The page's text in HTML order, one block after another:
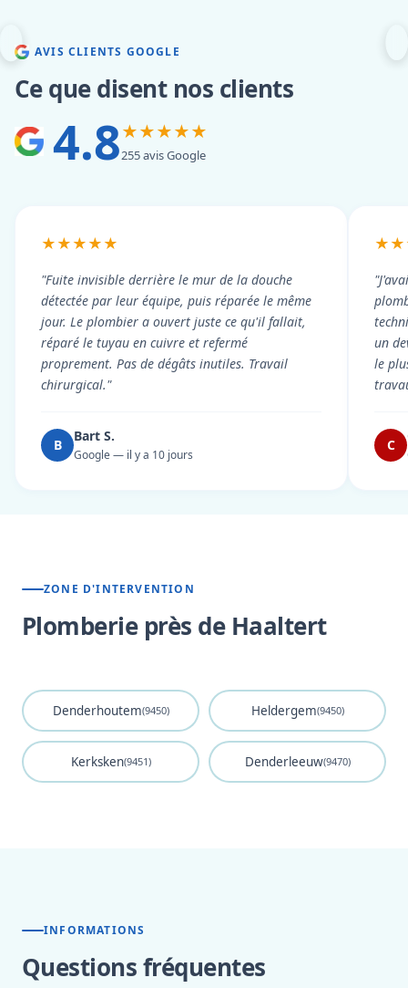
AVIS CLIENTS GOOGLE
Ce que disent nos clients
4.8★★★★★
255 avis Google
★★★★★
"Fuite invisible derrière le mur de la douche
détectée par leur équipe, puis réparée le même
jour. Le plombier a ouvert juste ce qu'il fallait,
réparé le tuyau en cuivre et refermé
proprement. Pas de dégâts inutiles. Travail
chirurgical."
B
Bart S.
Google — il y a 10 jours
un
le
C
ZONE D'INTERVENTION
Plomberie près de Haaltert
Denderhoutem(9450) Heldergem(9450)
Kerksken(9451) Denderleeuw(9470)
INFORMATIONS
Questions fréquentes